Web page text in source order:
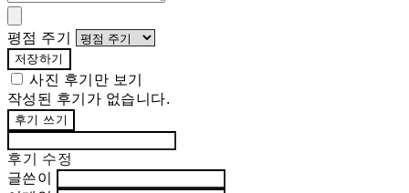
평점 주기
저장하기
사진 후기만 보기
작성된 후기가 없습니다.
후기 쓰기
후기 수정
글쓴이